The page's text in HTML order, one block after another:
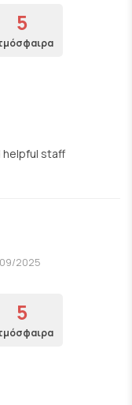
5
helpful staff
2025
5